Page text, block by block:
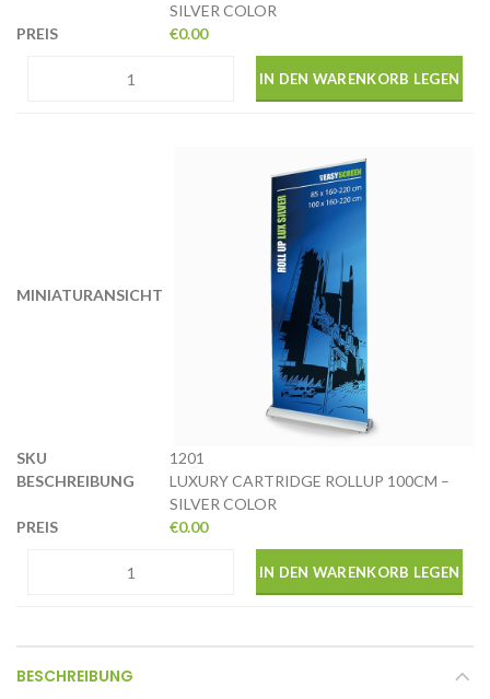
SILVER COLOR
€0.00
IN DEN WARENKORB LEGEN
1201
LUXURY CARTRIDGE ROLLUP 100CM –
SILVER COLOR
€0.00
IN DEN WARENKORB LEGEN
BESCHREIBUNG